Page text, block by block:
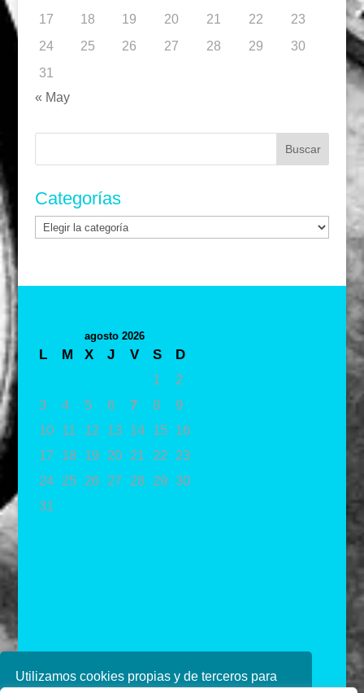
Utilizamos cookies propias y de terceros para
17
18 19 20 21 22
23
24
25 26 27 28 29
30
31
« May
Buscar:
Categorías
Categorías
agosto 2026
L M X J V S
D
1
2
3
4 5 6 7 8
9
10
11 12 13 14 15
16
17
18 19 20 21 22
23
24
25 26 27 28 29 30
31